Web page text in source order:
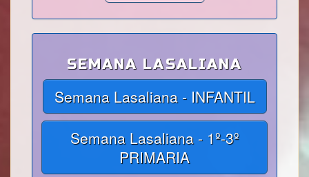
SEMANA LASALIANA
Semana Lasaliana - INFANTIL
Semana Lasaliana - 1º-3º
PRIMARIA